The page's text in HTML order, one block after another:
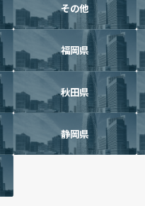
その他
福岡県
秋田県
静岡県